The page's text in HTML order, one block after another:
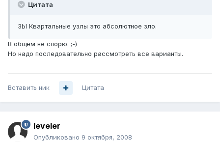
Цитата
ЗЫ Квартальные узлы это абсолютное зло.
В общем не спорю. ;-)
Но надо последовательно рассмотреть все варианты.
Вставить ник Цитата
leveler
Опубликовано 9 октября, 2008